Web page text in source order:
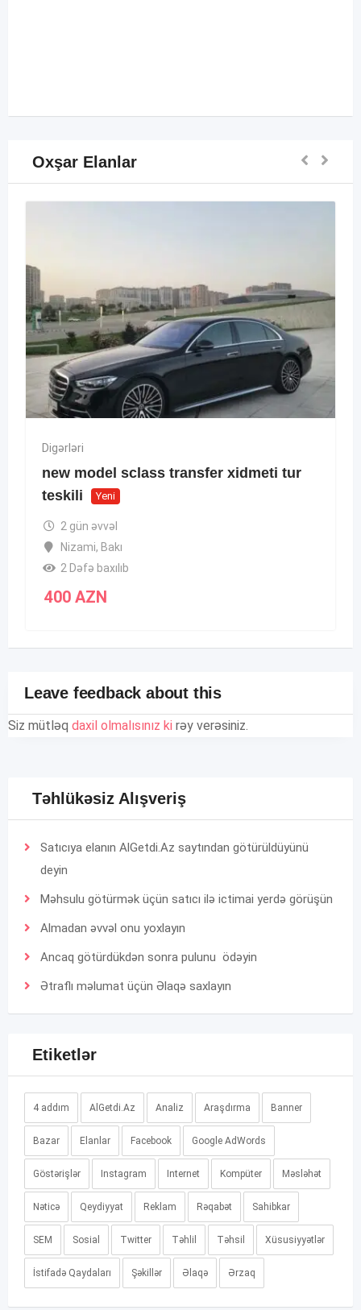
Oxşar Elanlar
Digərləri
new model sclass transfer xidmeti tur
teskili
Yeni
2 gün əvvəl
Nizami, Bakı
2 Dəfə baxılıb
400 AZN
Leave feedback about this
Siz mütləq daxil olmalısınız ki rəy verəsiniz.
Təhlükəsiz Alışveriş
Satıcıya elanın AlGetdi.Az saytından götürüldüyünü
deyin
Məhsulu götürmək üçün satıcı ilə ictimai yerdə görüşün
Almadan əvvəl onu yoxlayın
Ancaq götürdükdən sonra pulunu ödəyin
Ətraflı məlumat üçün Əlaqə saxlayın
Etiketlər
4 addım AlGetdi.Az Analiz Araşdırma Banner
Bazar Elanlar Facebook Google AdWords
Göstərişlər Instagram Internet Kompüter Məsləhət
Nəticə Qeydiyyat Reklam Rəqabət Sahibkar
SEM Sosial Twitter Təhlil Təhsil Xüsusiyyətlər
İstifadə Qaydaları Şəkillər Əlaqə Ərzaq